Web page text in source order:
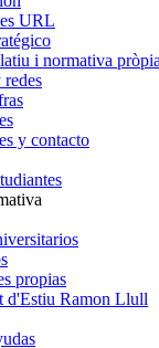
URL
i normativa pròpia
y contacto
propias
d'Estiu Ramon Llull